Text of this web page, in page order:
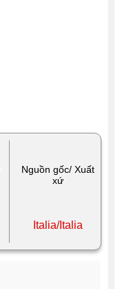
Nguồn gốc/ Xuất
xứ
Italia/Italia